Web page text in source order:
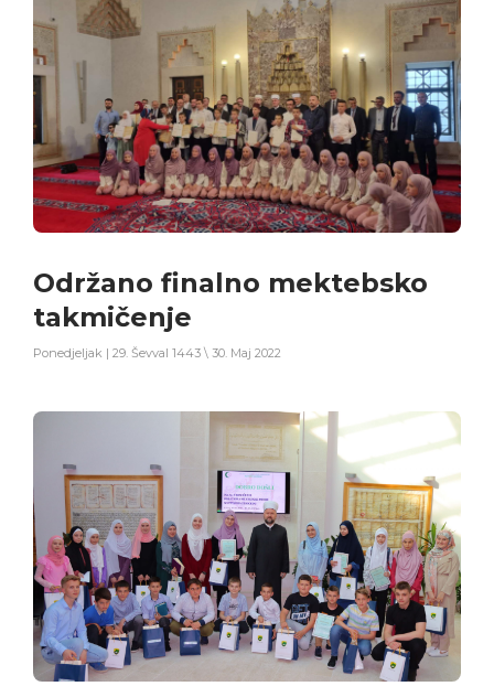
Održano finalno mektebsko
takmičenje
Ponedjeljak | 29. Ševval 1443 \ 30. Maj 2022